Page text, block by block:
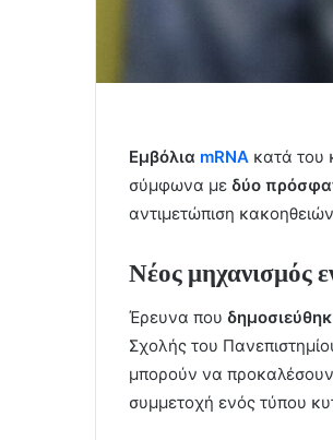
Εμβόλια mRNA κατά του
σύμφωνα με δύο
αντιμετώπιση
Νέος μηχανισμός
Έρευνα που
Σχολής του
μπορούν να προκαλέσουν
συμμετοχή ενός τύπου